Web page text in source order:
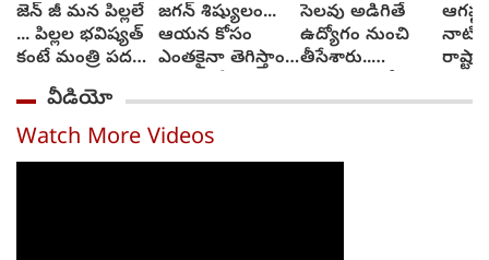
జెన్ జీ మన పిల్లలే
... పిల్లల భవిష్యత్
కంటే మంత్రి పదవి
ముఖ్యం కాదు :
ధర్మేంద్ర ప్రధాన్
జగన్ శిష్యులం...
ఆయన కోసం
ఎంతకైనా తెగిస్తాం :
చింతాడ
సెలవు అడిగితే
ఉద్యోగం నుంచి
తీసేశారు..
బలవన్మరణం
నాటి
ఎలా
వీడియో
Watch More Videos